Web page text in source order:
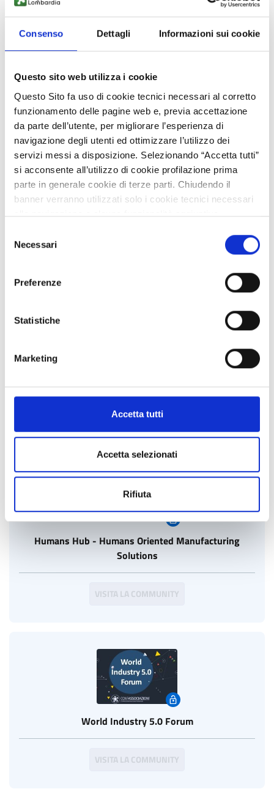
Consenso Dettagli Informazioni sui cookie
Questo sito web utilizza i cookie
Questo Sito fa uso di cookie tecnici necessari al corretto
funzionamento delle pagine web e, previa accettazione
da parte dell’utente, per migliorare l’esperienza di
navigazione degli utenti ed ottimizzare l’utilizzo dei
servizi messi a disposizione. Selezionando “Accetta tutti”
si acconsente all’utilizzo di cookie profilazione prima
parte in generale cookie di terze parti. Chiudendo il
banner verranno utilizzati solo i cookie tecnici necessari
alla navigazione e alcune funzionalità aggiuntive
Per conoscere i dettagli, consulta la nostra cookie policy.
https://www.openinnovation.regione.lombardia.it/it/co
https://www.openinnovation.regione.lombardia.it/it/pr
delNecessari
Preferenze
Statistiche
Marketing
Accetta tutti
Accetta selezionati
Rifiuta
Bando Ricerca e Innova - Seconda edizione
Bando Ricerca & Innova
Montagne: valorizzazione delle Alpi tra identità
VISITA LA COMMUNITY
Humans Hub - Humans Oriented Manufacturing
Solutions
VISITA LA COMMUNITY
World Industry 5.0 Forum
VISITA LA COMMUNITY